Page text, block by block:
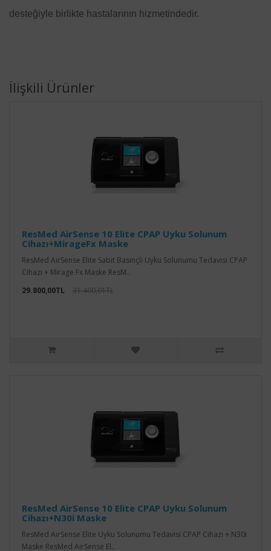
desteğiyle birlikte hastalarının hizmetindedir.
İlişkili Ürünler
ResMed AirSense 10 Elite CPAP Uyku Solunum
Cihazı+MirageFx Maske
ResMed AirSense Elite Sabit Basınçlı Uyku Solunumu Tedavisi CPAP
Cihazı + Mirage Fx Maske ResM..
29.800,00TL
31.400,01TL
ResMed AirSense 10 Elite CPAP Uyku Solunum
Cihazı+N30i Maske
ResMed AirSense Elite Uyku Solunumu Tedavisi CPAP Cihazı + N30i
Maske ResMed AirSense El..